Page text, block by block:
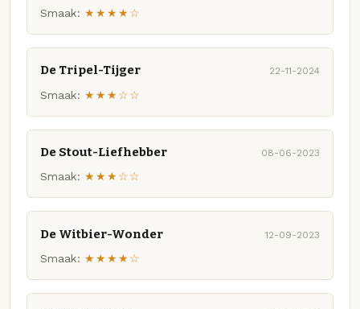
Smaak: ★★★★☆
De Tripel-Tijger 22-11-2024
Smaak: ★★★☆☆
De Stout-Liefhebber 08-06-2023
Smaak: ★★★☆☆
De Witbier-Wonder 12-09-2023
Smaak: ★★★★☆